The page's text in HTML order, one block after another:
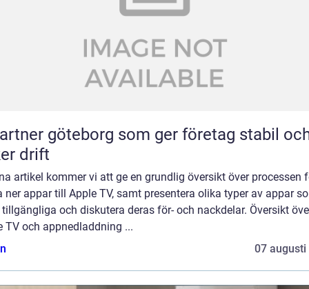
göteborg som ger företag stabil
drift
artikel kommer vi att ge en grundlig översikt över processen
ner appar till Apple TV, samt presentera olika typer av appar
och diskutera deras för- och nackdelar. Översikt
TV och appnedladdning ...
07 augusti